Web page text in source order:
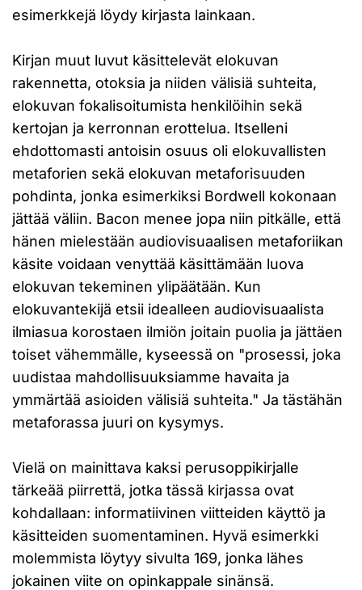
esimerkkejä löydy kirjasta lainkaan.
Kirjan muut luvut käsittelevät elokuvan
rakennetta, otoksia ja niiden välisiä suhteita,
elokuvan fokalisoitumista henkilöihin sekä
kertojan ja kerronnan erottelua. Itselleni
ehdottomasti antoisin osuus oli elokuvallisten
metaforien sekä elokuvan metaforisuuden
pohdinta, jonka esimerkiksi Bordwell kokonaan
jättää väliin. Bacon menee jopa niin pitkälle, että
hänen mielestään audiovisuaalisen metaforiikan
käsite voidaan venyttää käsittämään luova
elokuvan tekeminen ylipäätään. Kun
elokuvantekijä etsii idealleen audiovisuaalista
ilmiasua korostaen ilmiön joitain puolia ja jättäen
toiset vähemmälle, kyseessä on "prosessi, joka
uudistaa mahdollisuuksiamme havaita ja
ymmärtää asioiden välisiä suhteita." Ja tästähän
metaforassa juuri on kysymys.
Vielä on mainittava kaksi perusoppikirjalle
tärkeää piirrettä, jotka tässä kirjassa ovat
kohdallaan: informatiivinen viitteiden käyttö ja
käsitteiden suomentaminen. Hyvä esimerkki
molemmista löytyy sivulta 169, jonka lähes
jokainen viite on opinkappale sinänsä.